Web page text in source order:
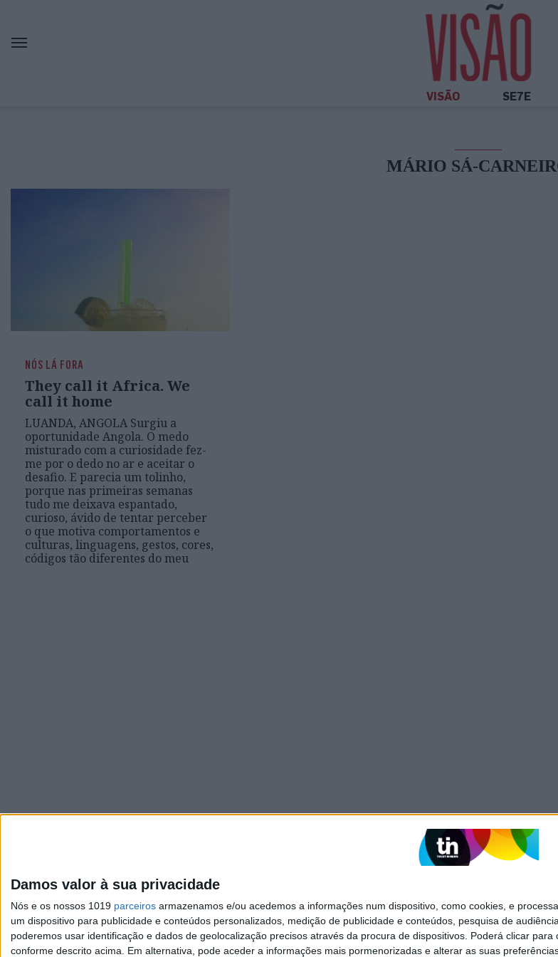
Damos valor à sua privacidade
Nós e os nossos 1019 parceiros armazenamos e/ou acedemos a informações num dispositivo, como cookies, e
um dispositivo para publicidade e conteúdos personalizados, medição de publicidade e conteúdos, pesquisa de
poderemos usar identificação e dados de geolocalização precisos através da procura de dispositivos. Poderá clicar
conforme descrito acima. Em alternativa, pode aceder a informações mais pormenorizadas e alterar as suas
VISÃO SE7E
MÁRIO SÁ-
NÓS LÁ FORA
They call it Africa. We
call it home
LUANDA, ANGOLA Surgiu a
oportunidade Angola. O medo
misturado com a curiosidade fez-
me por o dedo no ar e aceitar o
desafio. E parecia um tolinho,
porque nas primeiras semanas
tudo me deixava espantado,
curioso, ávido de tentar perceber
o que motiva comportamentos e
culturas, linguagens, gestos, cores,
códigos tão diferentes do meu